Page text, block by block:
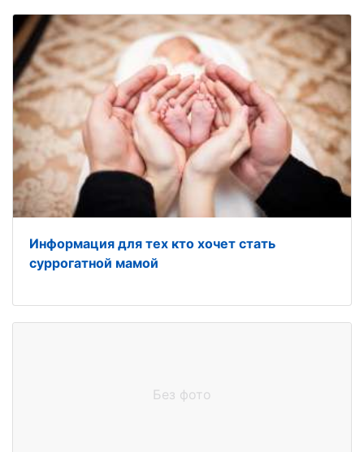
Информация для тех кто хочет стать
суррогатной мамой
Без фото